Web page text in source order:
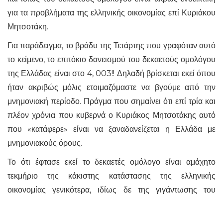
για τα προβλήματα της ελληνικής οικονομίας επί Κυριάκου
Μητσοτάκη.
Για παράδειγμα, το βράδυ της Τετάρτης που γραφόταν αυτό
το κείμενο, το επιτόκιο δανεισμού του δεκαετούς ομολόγου
της Ελλάδας είναι στο 4, 003!! Δηλαδή βρίσκεται εκεί όπου
ήταν ακριβώς μόλις ετοιμαζόμαστε να βγούμε από την
μνημονιακή περίοδο. Πράγμα που σημαίνει ότι επί τρία και
πλέον χρόνια που κυβερνά ο Κυριάκος Μητσοτάκης αυτό
που «κατάφερε» είναι να ξαναδανείζεται η Ελλάδα με
μνημονιακούς όρους.
Το ότι έφτασε εκεί το δεκαετές ομόλογο είναι αμάχητο
τεκμήριο της κάκιστης κατάστασης της ελληνικής
οικονομίας γενικότερα, ιδίως δε της γιγάντωσης του